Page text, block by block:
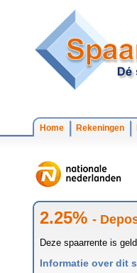
Home Rekeningen
2.25% -
Deze spaarrente is
Informatie over dit